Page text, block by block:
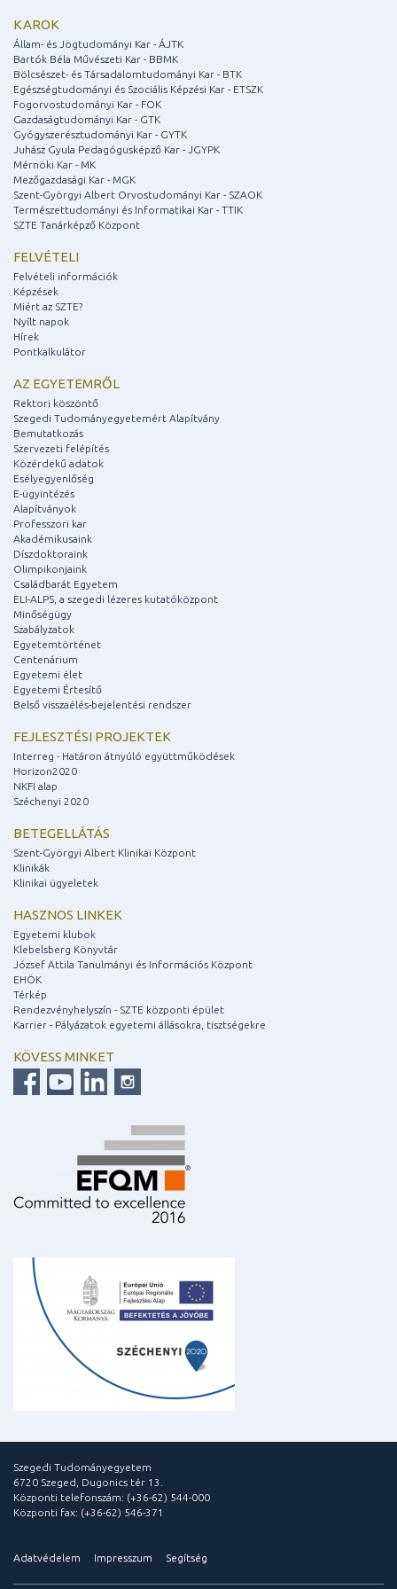
KAROK
Állam- és Jogtudományi Kar - ÁJTK
Bartók Béla Művészeti Kar - BBMK
Bölcsészet- és Társadalomtudományi Kar - BTK
Egészségtudományi és Szociális Képzési Kar - ETSZK
Fogorvostudományi Kar - FOK
Gazdaságtudományi Kar - GTK
Gyógyszerésztudományi Kar - GYTK
Juhász Gyula Pedagógusképző Kar - JGYPK
Mérnöki Kar - MK
Mezőgazdasági Kar - MGK
Szent-Györgyi Albert Orvostudományi Kar - SZAOK
Természettudományi és Informatikai Kar - TTIK
SZTE Tanárképző Központ
FELVÉTELI
Felvételi információk
Képzések
Miért az SZTE?
Nyílt napok
Hírek
Pontkalkulátor
AZ EGYETEMRŐL
Rektori köszöntő
Szegedi Tudományegyetemért Alapítvány
Bemutatkozás
Szervezeti felépítés
Közérdekű adatok
Esélyegyenlőség
E-ügyintézés
Alapítványok
Professzori kar
Akadémikusaink
Díszdoktoraink
Olimpikonjaink
Családbarát Egyetem
ELI-ALPS, a szegedi lézeres kutatóközpont
Minőségügy
Szabályzatok
Egyetemtörténet
Centenárium
Egyetemi élet
Egyetemi Értesítő
Belső visszaélés-bejelentési rendszer
FEJLESZTÉSI PROJEKTEK
Interreg - Határon átnyúló együttműködések
Horizon2020
NKFI alap
Széchenyi 2020
BETEGELLÁTÁS
Szent-Györgyi Albert Klinikai Központ
Klinikák
Klinikai ügyeletek
HASZNOS LINKEK
Egyetemi klubok
Klebelsberg Könyvtár
József Attila Tanulmányi és Információs Központ
EHÖK
Térkép
Rendezvényhelyszín - SZTE központi épület
Karrier - Pályázatok egyetemi állásokra, tisztségekre
KÖVESS MINKET
Szegedi Tudományegyetem
6720 Szeged, Dugonics tér 13.
Központi telefonszám: (+36-62) 544-000
Központi fax: (+36-62) 546-371
Adatvédelem Impresszum Segítség